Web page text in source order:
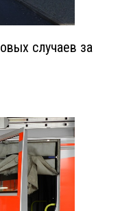
случаев за